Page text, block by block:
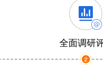
全面调研